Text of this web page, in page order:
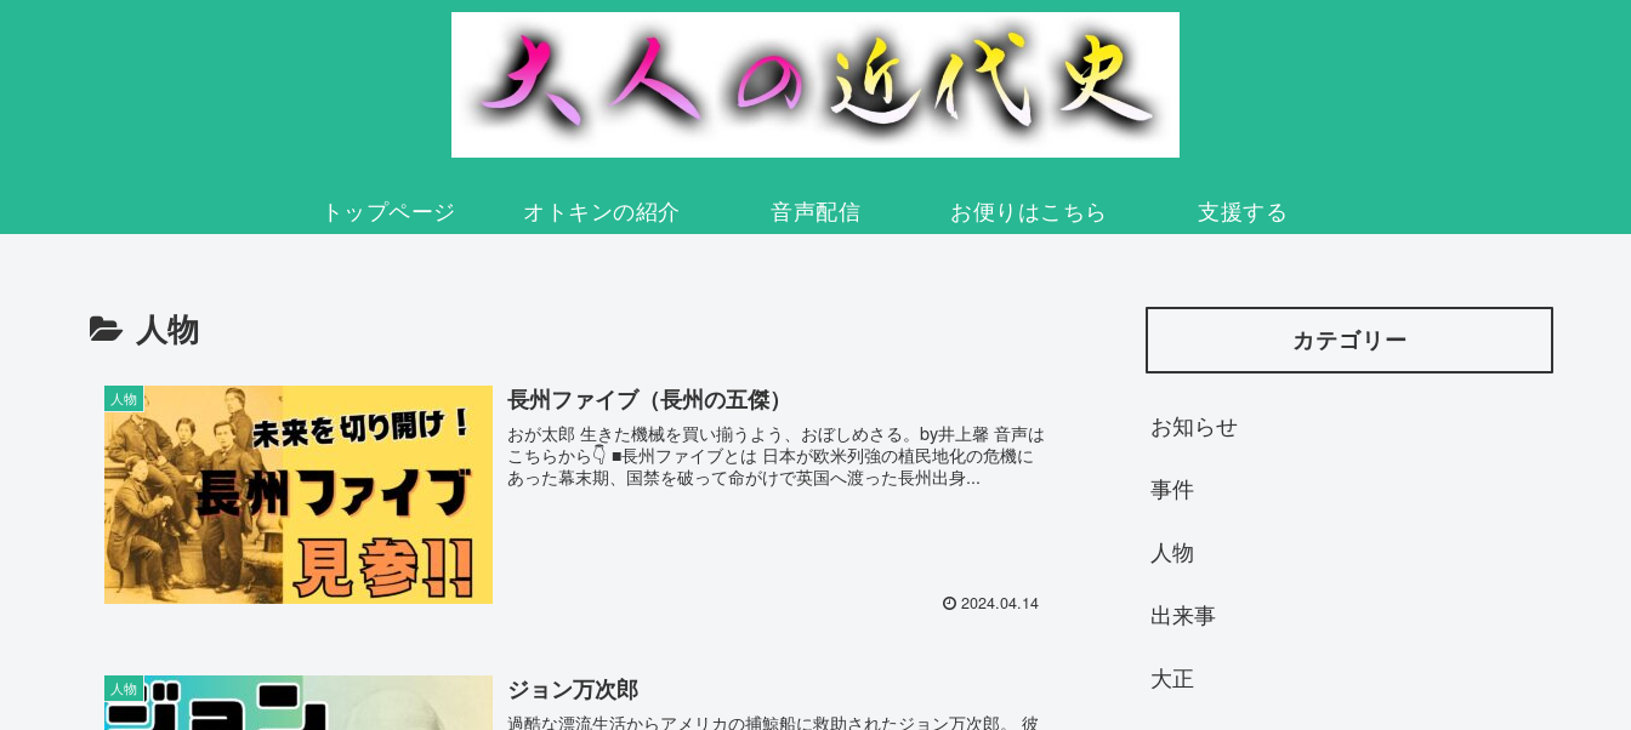
トップページ オトキンの紹介 音声配信 お便りはこちら 支援する
人物
人物 長州ファイブ（長州の五傑）
おが太郎 生きた機械を買い揃うよう、おぼしめさる。by井上馨 音声は
こちらから👇 ■長州ファイブとは 日本が欧米列強の植民地化の危機に
あった幕末期、国禁を破って命がけで英国へ渡った長州出身...
2024.04.14
人物 ジョン万次郎
過酷な漂流生活からアメリカの捕鯨船に救助されたジョン万次郎。 彼
カテゴリー
お知らせ
事件
人物
出来事
大正